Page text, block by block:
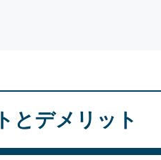
とデメリット